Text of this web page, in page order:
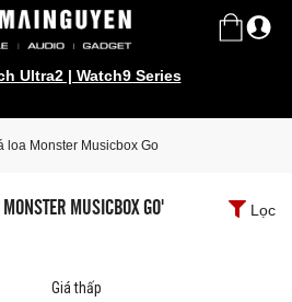
Ultra2 | Watch9 Series
loa Monster Musicbox Go
MUSICBOX GO' Lọc
Giá thấp